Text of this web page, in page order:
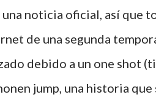
una noticia oficial, así que
de una segunda
debido a un one shot
jump, una historia que